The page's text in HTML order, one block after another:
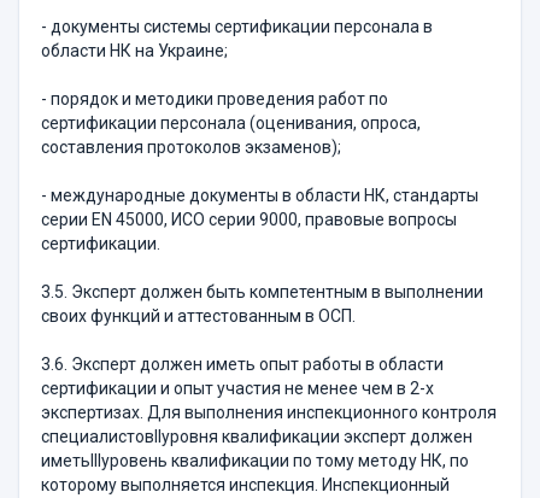
- документы системы сертификации персонала в
области НК на Украине;
- порядок и методики проведения работ по
сертификации персонала (оценивания, опроса,
составления протоколов экзаменов);
- международные документы в области НК, стандарты
серии ЕN 45000, ИСО серии 9000, правовые вопросы
сертификации.
3.5. Эксперт должен быть компетентным в выполнении
своих функций и аттестованным в ОСП.
3.6. Эксперт должен иметь опыт работы в области
сертификации и опыт участия не менее чем в 2-х
экспертизах. Для выполнения инспекционного контроля
специалистовIIуровня квалификации эксперт должен
иметьIIIуровень квалификации по тому методу НК, по
которому выполняется инспекция. Инспекционный